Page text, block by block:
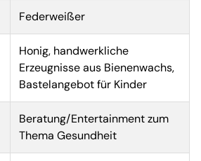
Federweißer
Honig, handwerkliche
Erzeugnisse aus Bienenwachs,
Bastelangebot für Kinder
Beratung/Entertainment zum
Thema Gesundheit